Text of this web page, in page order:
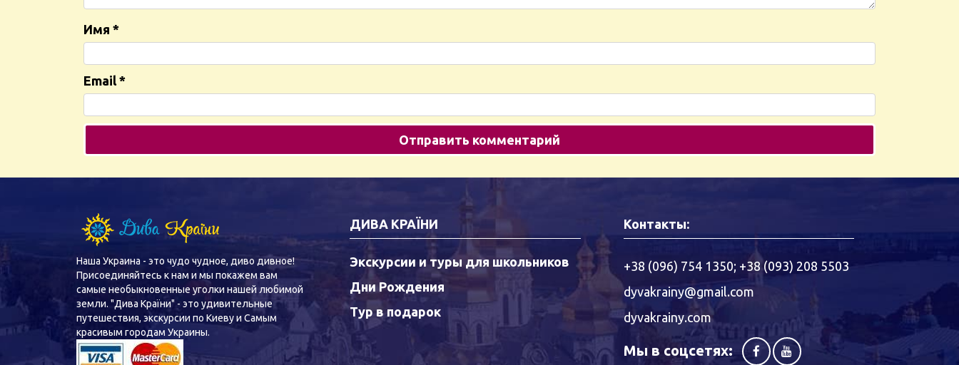
Имя *
Email *
Наша Украина - это чудо чудное, диво дивное!
Присоединяйтесь к нам и мы покажем вам
самые необыкновенные уголки нашей любимой
земли. "Дива Країни" - это удивительные
путешествия, экскурсии по Киеву и Самым
красивым городам Украины.
ДИВА КРАЇНИ
Экскурсии и туры для школьников
Дни Рождения
Тур в подарок
Контакты:
+38 (096) 754 1350; +38 (093) 208 5503
dyvakrainy@gmail.com
dyvakrainy.com
Мы в соцсетях: